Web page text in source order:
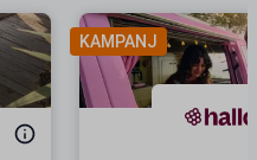
KAMPANJ